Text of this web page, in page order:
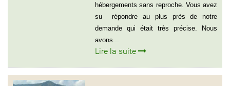
hébergements sans reproche. Vous avez
su répondre au plus près de notre
demande qui était très précise. Nous
avons...
Lire la suite